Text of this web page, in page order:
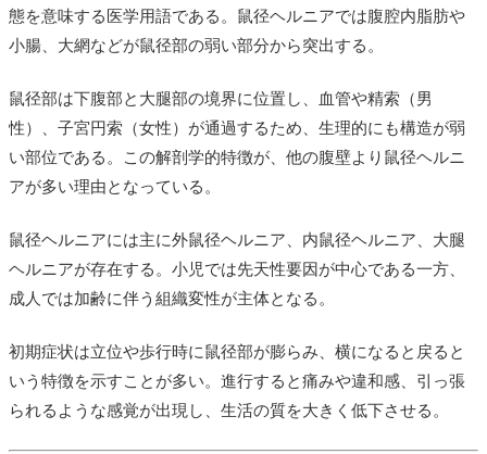
態を意味する医学用語である。鼠径ヘルニアでは腹腔内脂肪や
小腸、大網などが鼠径部の弱い部分から突出する。
鼠径部は下腹部と大腿部の境界に位置し、血管や精索（男
性）、子宮円索（女性）が通過するため、生理的にも構造が弱
い部位である。この解剖学的特徴が、他の腹壁より鼠径ヘルニ
アが多い理由となっている。
鼠径ヘルニアには主に外鼠径ヘルニア、内鼠径ヘルニア、大腿
ヘルニアが存在する。小児では先天性要因が中心である一方、
成人では加齢に伴う組織変性が主体となる。
初期症状は立位や歩行時に鼠径部が膨らみ、横になると戻ると
いう特徴を示すことが多い。進行すると痛みや違和感、引っ張
られるような感覚が出現し、生活の質を大きく低下させる。